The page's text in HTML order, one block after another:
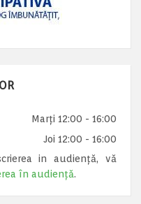
Marți 12:00 - 16:00
Joi 12:00 - 16:00
in audiență, vă
în audiență.